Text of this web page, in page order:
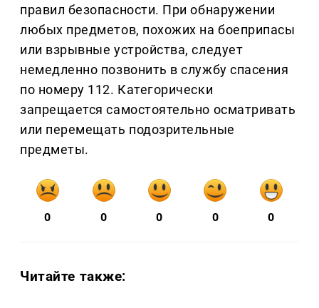
правил безопасности. При обнаружении
любых предметов, похожих на боеприпасы
или взрывные устройства, следует
немедленно позвонить в службу спасения
по номеру 112. Категорически
запрещается самостоятельно осматривать
или перемещать подозрительные
предметы.
0 0 0 0 0
Читайте также: